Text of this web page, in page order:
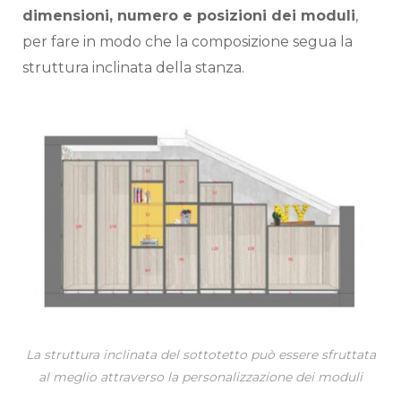
dimensioni, numero e posizioni dei moduli,
per fare in modo che la composizione segua la
struttura inclinata della stanza.
La struttura inclinata del sottotetto può essere sfruttata
al meglio attraverso la personalizzazione dei moduli